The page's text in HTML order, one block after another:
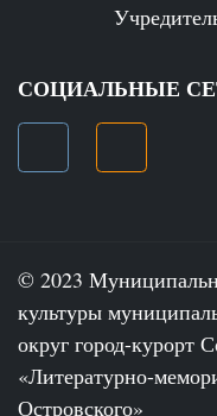
СОЦИАЛЬНЫЕ
© 2023
культуры
округ город-курорт
«Литературно-
Островского»